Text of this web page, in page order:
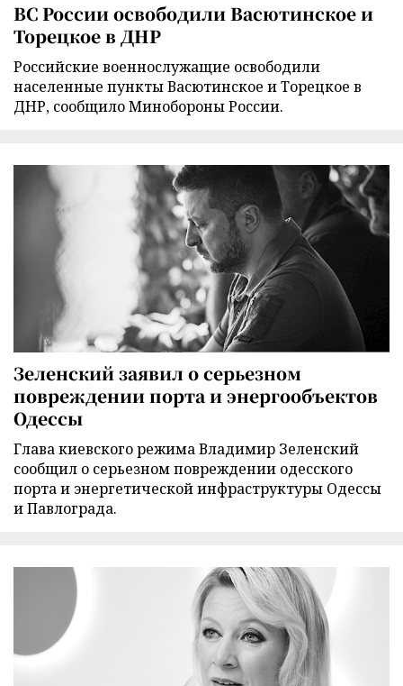
ВС России освободили Васютинское и
Торецкое в ДНР
Российские военнослужащие освободили
населенные пункты Васютинское и Торецкое в
ДНР, сообщило Минобороны России.
Зеленский заявил о серьезном
повреждении порта и энергообъектов
Одессы
Глава киевского режима Владимир Зеленский
сообщил о серьезном повреждении одесского
порта и энергетической инфраструктуры Одессы
и Павлограда.